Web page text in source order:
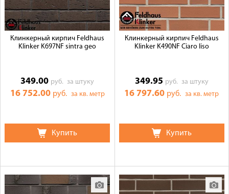
Клинкерный кирпич Feldhaus
Klinker K697NF sintra geo
349.00 руб.за штуку
16 752.00 руб. за кв. метр
Купить
Клинкерный кирпич Feldhaus
Klinker K490NF Ciaro liso
349.95 руб. за штуку
16 797.60 руб.за кв. метр
Купить